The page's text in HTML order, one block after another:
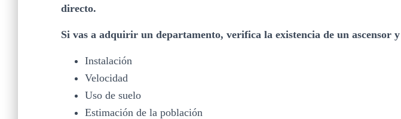
directo.
Si vas a adquirir un departamento, verifica la existencia de un ascensor
Instalación
Velocidad
Uso de suelo
Estimación de la población